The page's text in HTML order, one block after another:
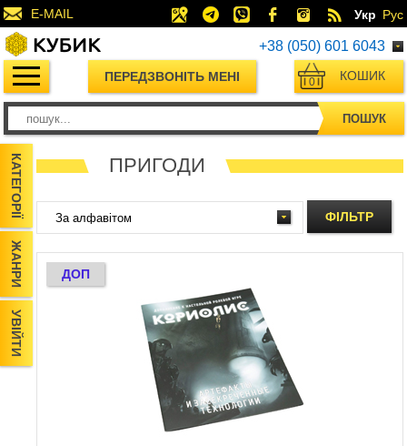
E-MAIL Укр Рус
+38 (050) 601 6043
ПЕРЕДЗВОНІТЬ МЕНІ КОШИК
0
ПОШУК
КАТЕГОРІЇ
ЖАНРИ
УВІЙТИ
ПРИГОДИ
ФІЛЬТР
ДОП